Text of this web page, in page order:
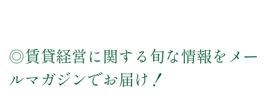
◎賃貸経営に関する旬な情報をメー
ルマガジンでお届け！